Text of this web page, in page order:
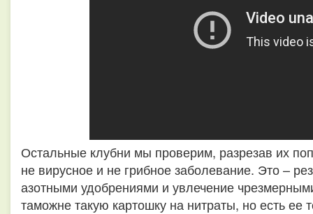
Остальные клубни мы проверим, разрезав их
не вирусное и не грибное заболевание. Это –
азотными удобрениями и увлечение
таможне такую картошку на нитраты, но есть ее